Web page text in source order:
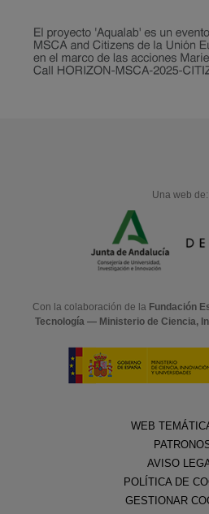
Una web de:
Con la colaboración de la Fundación
Tecnología — Ministerio de Ciencia,
WEB
AVISO
POLÍTICA DE
GESTIONAR